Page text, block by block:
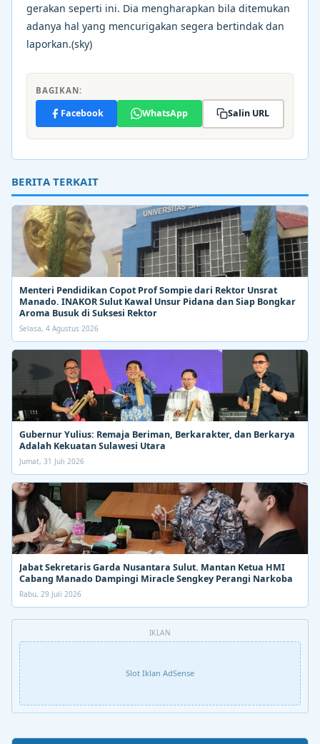
gerakan seperti ini. Dia mengharapkan bila ditemukan
adanya hal yang mencurigakan segera bertindak dan
laporkan.(sky)
BAGIKAN:
Facebook WhatsApp Salin URL
BERITA TERKAIT
Menteri Pendidikan Copot Prof Sompie dari Rektor Unsrat
Manado. INAKOR Sulut Kawal Unsur Pidana dan Siap Bongkar
Aroma Busuk di Suksesi Rektor
Selasa, 4 Agustus 2026
Gubernur Yulius: Remaja Beriman, Berkarakter, dan Berkarya
Adalah Kekuatan Sulawesi Utara
Jumat, 31 Juli 2026
Jabat Sekretaris Garda Nusantara Sulut. Mantan Ketua HMI
Cabang Manado Dampingi Miracle Sengkey Perangi Narkoba
Rabu, 29 Juli 2026
IKLAN
Slot Iklan AdSense